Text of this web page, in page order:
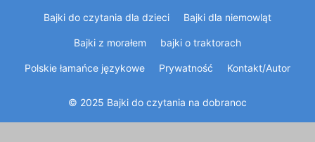
Bajki do czytania dla dzieci Bajki dla niemowląt
Bajki z morałem bajki o traktorach
Polskie łamańce językowe Prywatność Kontakt/Autor
© 2025 Bajki do czytania na dobranoc